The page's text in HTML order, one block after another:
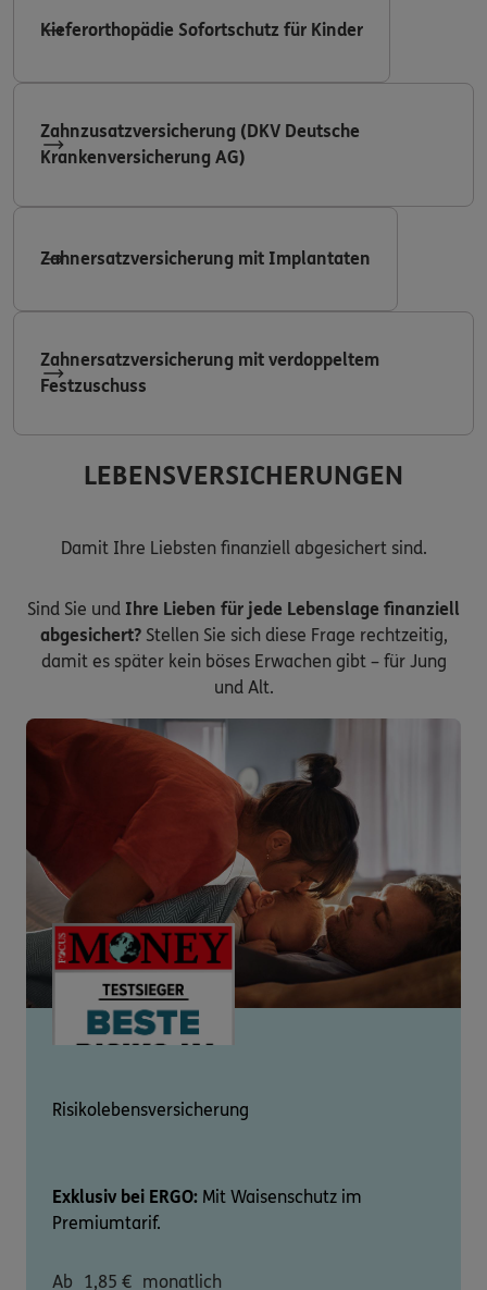
Kieferorthopädie Sofortschutz für Kinder
Zahnzusatzversicherung (DKV Deutsche
Krankenversicherung AG)
Zahnersatzversicherung mit Implantaten
Zahnersatzversicherung mit verdoppeltem
Festzuschuss
LEBENSVERSICHERUNGEN
Damit Ihre Liebsten finanziell abgesichert sind.
Sind Sie und Ihre Lieben für jede Lebenslage finanziell
abgesichert?Stellen Sie sich diese Frage rechtzeitig,
damit es später kein böses Erwachen gibt – für Jung
und Alt.
Risikolebensversicherung
Exklusiv bei ERGO: Mit Waisenschutz im
Premiumtarif.
Ab 1,85 € monatlich